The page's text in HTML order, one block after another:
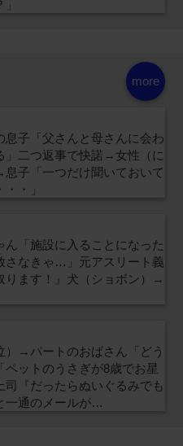
more
息子「父さんと母さんに会わ
」二つ返事で快諾→女性（に
子「一つだけ聞いておいて
・」
ん「施設に入ることになった
さなきゃ…」元アスリート義
ります！』犬（ショボン）→
→パートのおばさん「どう
ペットのうさぎが8歳でお星
司『だったらぬいぐるみでも
一通のメールが…